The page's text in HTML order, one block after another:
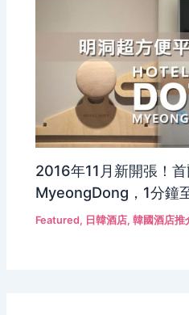
2016年11月新開張！
MyeongDong，1分鐘
Featured, 日韓酒店,韓國酒店推